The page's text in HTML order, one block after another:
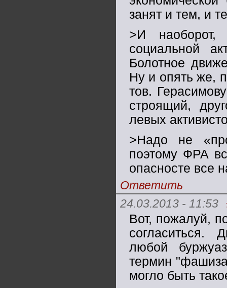
занят и тем, и
>И наоборот,
социальной
Болотное
Ну и опять же,
тов.
строящий,
левых
>Надо не
поэтому ФРА
опасносте все
Ответить
24.03.2013 - 11:53
Вот, пожалуй,
согласиться.
любой
термин
могло быть